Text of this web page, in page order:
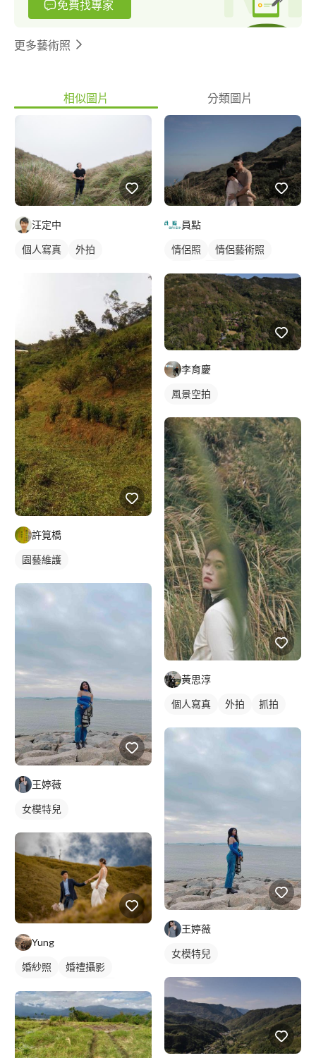
免費找專家
更多藝術照
相似圖片 分類圖片
汪定中
個人寫真 外拍
許筧橋
園藝維護
王婷薇
女模特兒
Yung
婚紗照
婚禮攝影
情侶藝術照
員點
情侶照
情侶藝術照
情侶/夫妻照
李育慶
風景空拍
黃思淳
個人寫真 外拍 抓拍
王婷薇
女模特兒